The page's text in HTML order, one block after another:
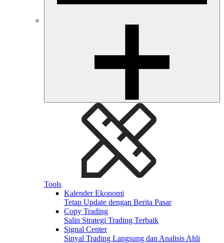
Tools
Kalender Ekonomi
Tetap Update dengan Berita Pasar
Copy Trading
Salin Strategi Trading Terbaik
Signal Center
Sinyal Trading Langsung dan Analisis Ahli